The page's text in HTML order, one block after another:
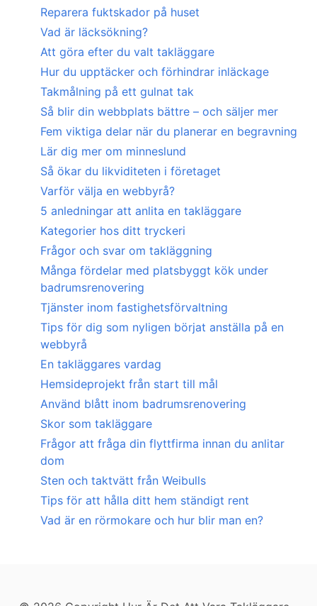
Reparera fuktskador på huset
Vad är läcksökning?
Att göra efter du valt takläggare
Hur du upptäcker och förhindrar inläckage
Takmålning på ett gulnat tak
Så blir din webbplats bättre – och säljer mer
Fem viktiga delar när du planerar en begravning
Lär dig mer om minneslund
Så ökar du likviditeten i företaget
Varför välja en webbyrå?
5 anledningar att anlita en takläggare
Kategorier hos ditt tryckeri
Frågor och svar om takläggning
Många fördelar med platsbyggt kök under
badrumsrenovering
Tjänster inom fastighetsförvaltning
Tips för dig som nyligen börjat anställa på en
webbyrå
En takläggares vardag
Hemsideprojekt från start till mål
Använd blått inom badrumsrenovering
Skor som takläggare
Frågor att fråga din flyttfirma innan du anlitar
dom
Sten och taktvätt från Weibulls
Tips för att hålla ditt hem ständigt rent
Vad är en rörmokare och hur blir man en?